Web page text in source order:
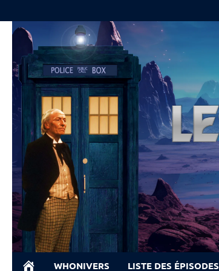
content
WHONIVERS LISTE DES ÉPISODES